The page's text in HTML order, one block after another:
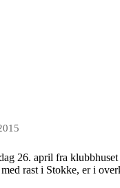
26. april fra
rast i Stokke, er i